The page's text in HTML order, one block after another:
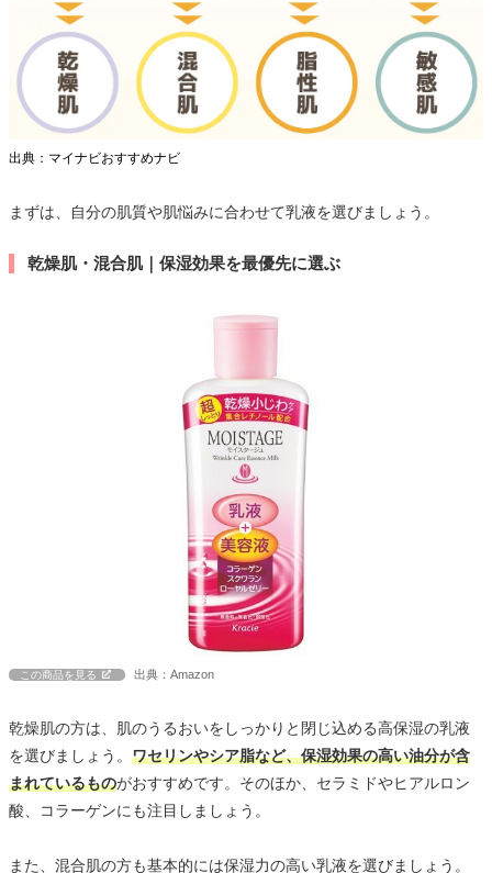
出典：マイナビおすすめナビ
まずは、自分の肌質や肌悩みに合わせて乳液を選びましょう。
乾燥肌・混合肌｜保湿効果を最優先に選ぶ
この商品を見る 出典：Amazon
乾燥肌の方は、肌のうるおいをしっかりと閉じ込める高保湿の乳液
を選びましょう。 ワセリンやシア脂など、保湿効果の高い油分が含
まれているものがおすすめです。そのほか、セラミドやヒアルロン
酸、コラーゲンにも注目しましょう。
また、混合肌の方も基本的には保湿力の高い乳液を選びましょう。